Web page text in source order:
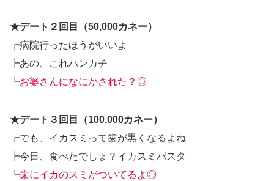
★デート２回目（50,000カネー）
┏病院行ったほうがいいよ
┣あの、これハンカチ
┗お婆さんになにかされた？◎
★デート３回目（100,000カネー）
┏でも、イカスミって歯が黒くなるよね
┣今日、食べたでしょ？イカスミパスタ
┗歯にイカのスミがついてるよ◎